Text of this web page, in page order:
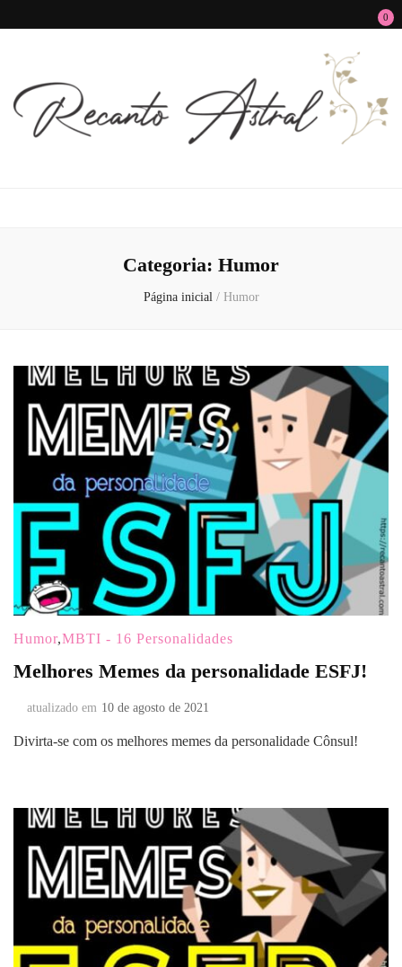
0
Categoria: Humor
Página inicial / Humor
Humor,MBTI - 16 Personalidades
Melhores Memes da personalidade ESFJ!
atualizado em 10 de agosto de 2021
Divirta-se com os melhores memes da personalidade Cônsul!